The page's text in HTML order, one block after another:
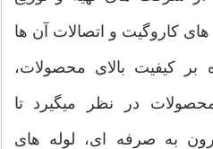
کاروگیت و اتصالات آن ها
بر کیفیت بالای محصولات،
در نظر میگیرد تا
به صرفه ای، لوله های